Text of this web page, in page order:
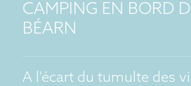
CAMPING EN BORD
BÉARN
A l'écart du tumulte des